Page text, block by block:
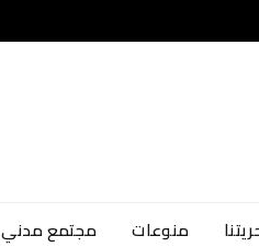
منوعات مجتمع مدني